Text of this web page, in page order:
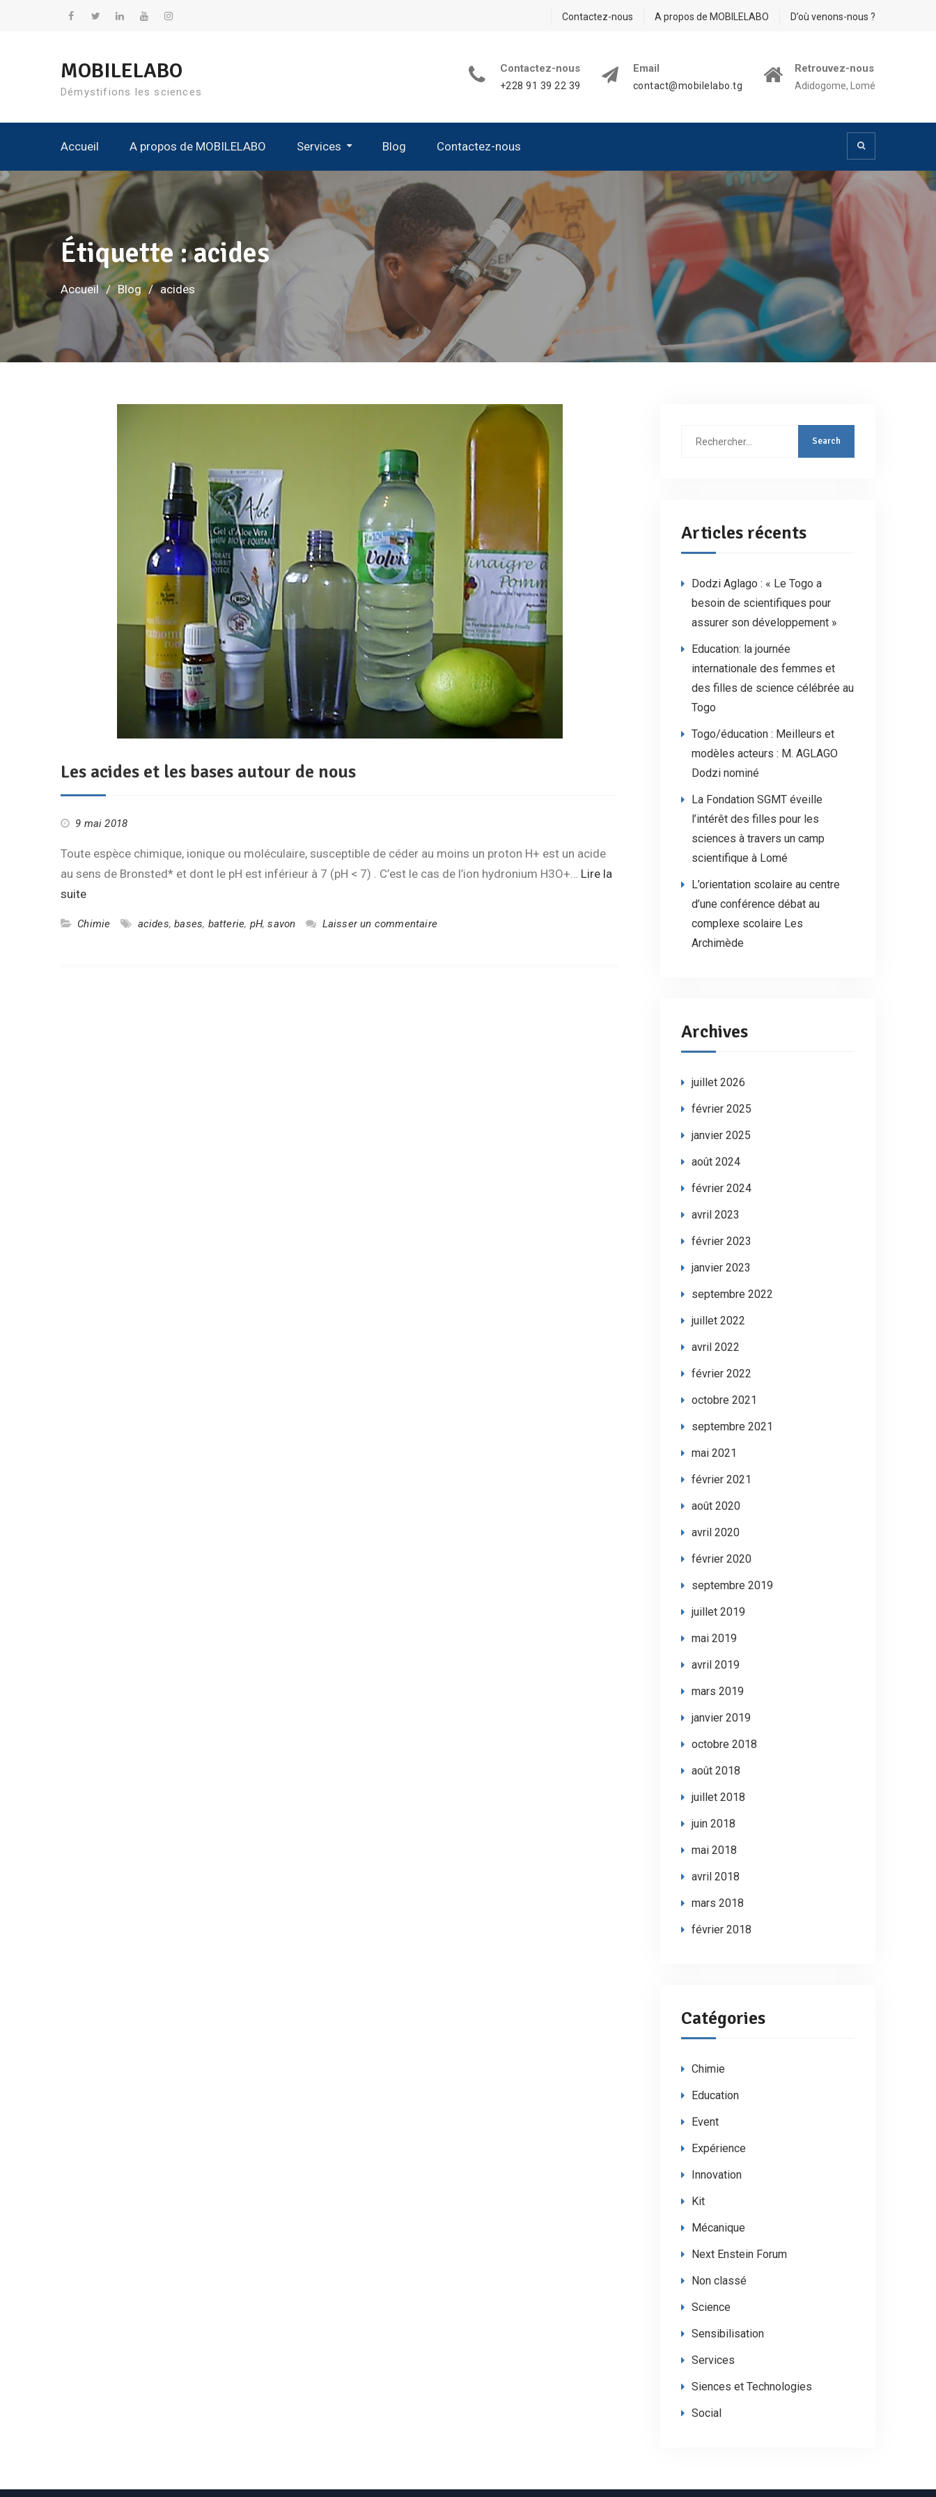
Contactez-nous A propos de MOBILELABO D’où venons-nous ?
MOBILELABO
Démystifions les sciences
Contactez-nous
+228 91 39 22 39
Email
contact@mobilelabo.tg
Retrouvez-nous
Adidogome, Lomé
Accueil A propos de MOBILELABO Services Blog Contactez-nous
Étiquette :acides
Accueil Blog acides
Les acides et les bases autour de nous
9 mai 2018
Toute espèce chimique, ionique ou moléculaire, susceptible de céder au moins un proton H+ est un acide
au sens de Bronsted* et dont le pH est inférieur à 7 (pH < 7) . C’est le cas de l’ion hydronium H3O+… Lire la
suite
Chimie acides,bases, batterie, pH,savon Laisser un commentaire
Rechercher
Articles récents
Dodzi Aglago : « Le Togo a
besoin de scientifiques pour
assurer son développement »
Education: la journée
internationale des femmes et
des filles de science célébrée au
Togo
Togo/éducation : Meilleurs et
modèles acteurs : M. AGLAGO
Dodzi nominé
La Fondation SGMT éveille
l’intérêt des filles pour les
sciences à travers un camp
scientifique à Lomé
L’orientation scolaire au centre
d’une conférence débat au
complexe scolaire Les
Archimède
Archives
juillet 2026
février 2025
janvier 2025
août 2024
février 2024
avril 2023
février 2023
janvier 2023
septembre 2022
juillet 2022
avril 2022
février 2022
octobre 2021
septembre 2021
mai 2021
février 2021
août 2020
avril 2020
février 2020
septembre 2019
juillet 2019
mai 2019
avril 2019
mars 2019
janvier 2019
octobre 2018
août 2018
juillet 2018
juin 2018
mai 2018
avril 2018
mars 2018
février 2018
Catégories
Chimie
Education
Event
Expérience
Innovation
Kit
Mécanique
Next Enstein Forum
Non classé
Science
Sensibilisation
Services
Siences et Technologies
Social